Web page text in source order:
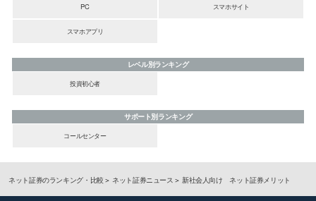
PC
スマホサイト
スマホアプリ
レベル別ランキング
投資初心者
サポート別ランキング
コールセンター
ネット証券のランキング・比較 ネット証券ニュース 新社会人向け ネット証券メリット